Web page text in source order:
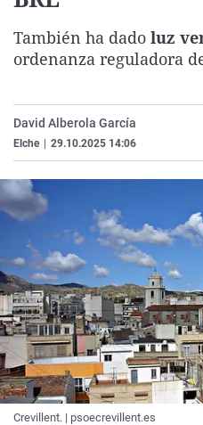
También ha dado luz
ordenanza reguladora
David Alberola García
Elche 29.10.2025 14:06
Crevillent. | psoecrevillent.es